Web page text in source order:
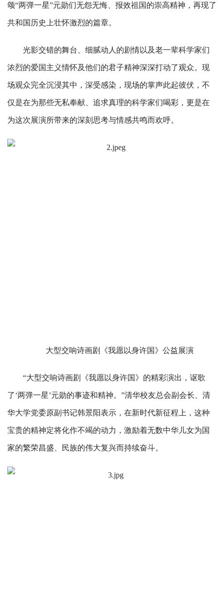
颂“两弹一星”元勋们无怨无悔、报效祖国的崇高精神，再现了
共和国历史上壮怀激烈的篇章。
光影交错的舞台、细腻动人的剧情以及老一辈科学家们
浓烈的爱国主义情怀及他们的君子精神深深打动了观众。现
场观众完全沉浸其中，深受感染，现场的掌声此起彼伏，不
仅是在为那些无私奉献、追求真理的科学家们喝彩，更是在
为这次展演所带来的深刻思考与情感共鸣而欢呼。
大型交响诗画剧《我愿以身许国》公益展演
“大型交响诗画剧《我愿以身许国》的精彩演出，讴歌
了‘两弹一星’元勋的事迹和精神。”清华校友总会副会长、清
华大学党委原副书记韩景阳表示，在新时代新征程上，这种
宝贵的精神定将化作不竭的动力，激励着无数中华儿女为国
家的繁荣昌盛、民族的伟大复兴而持续奋斗。